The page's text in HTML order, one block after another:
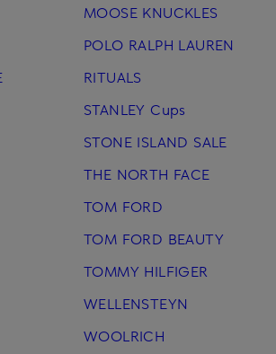
MOOSE KNUCKLES
POLO RALPH LAUREN
RITUALS
STANLEY Cups
STONE ISLAND SALE
THE NORTH FACE
TOM FORD
TOM FORD BEAUTY
TOMMY HILFIGER
WELLENSTEYN
WOOLRICH